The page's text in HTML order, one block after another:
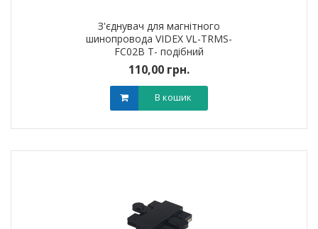
З'єднувач для магнітного
шинопровода VIDEX VL-TRMS-
FC02B Т- подібний
110,00 грн.
В кошик